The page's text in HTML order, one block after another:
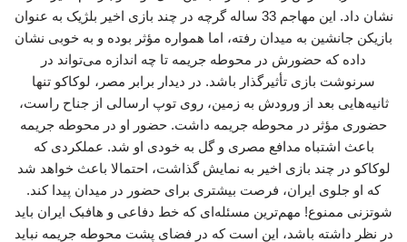
نشان داد. این مهاجم 33 ساله گرچه در چند بازی اخیر بلژیک به عنوان
بازیکن جانشین به میدان رفته، اما همواره مؤثر بوده و به خوبی نشان
داده که حضورش در محوطه جریمه تا چه اندازه می‌تواند در
سرنوشت بازی تأثیرگذار باشد. در دیدار برابر مصر، لوکاکو تنها
ثانیه‌هایی بعد از ورودش به زمین، روی توپ ارسالی از جناح راست،
حضوری مؤثر در محوطه جریمه داشت. حضور او در محوطه جریمه
باعث اشتباه مدافع مصری و گل به خودی او شد. عملکردی که
لوکاکو در چند بازی اخیر به نمایش گذاشت، احتمالا باعث خواهد شد
که او جلوی ایران، فرصت بیشتری برای حضور در میدان پیدا کند.
شوتزنی ممنوع! مهم‌ترین مسئله‌ای که خط دفاعی و هافبک ایران باید
در نظر داشته باشد، این است که در فضای پشت محوطه جریمه نباید